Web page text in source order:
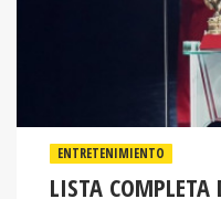
ENTRETENIMIENTO
LISTA COMPLETA